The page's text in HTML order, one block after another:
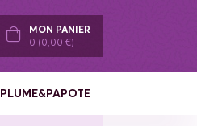
MON PANIER
0 (0,00 €)
PLUME&PAPOTE